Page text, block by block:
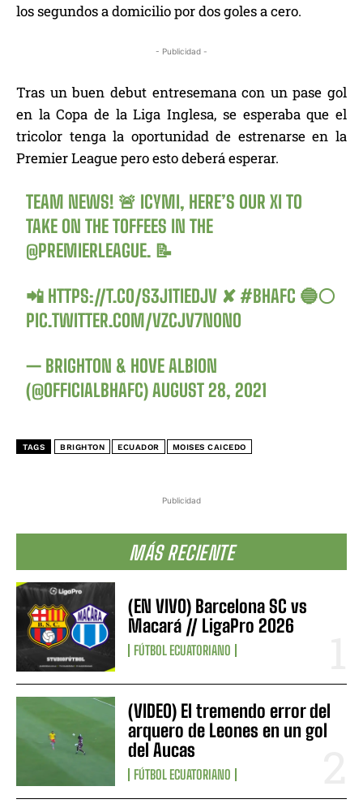
Publicidad
MÁS RECIENTE
(EN VIVO) Barcelona SC vs
Macará // LigaPro 2026
FÚTBOL ECUATORIANO
(VIDEO) El tremendo error del
arquero de Leones en un gol
del Aucas
FÚTBOL ECUATORIANO
los segundos a domicilio por dos goles a cero.
- Publicidad -
Tras un buen debut entresemana con un pase gol
en la Copa de la Liga Inglesa, se esperaba que el
tricolor tenga la oportunidad de estrenarse en la
Premier League pero esto deberá esperar.
TEAM NEWS! 🚨 ICYMI, HERE’S OUR XI TO
TAKE ON THE TOFFEES IN THE
@PREMIERLEAGUE. 📝
📲 HTTPS://T.CO/S3J1TIEDJV ✘#BHAFC 🔵⚪️
PIC.TWITTER.COM/VZCJV7N0NO
— BRIGHTON & HOVE ALBION
(@OFFICIALBHAFC)AUGUST 28, 2021
TAGS BRIGHTON ECUADOR MOISES CAICEDO